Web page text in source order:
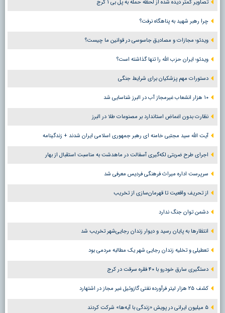
تصاویر کمتر دیده شده از لحظه حمله به پل بی ۱ کرج
چرا رهبر شهید به پناهگاه نرفت؟
ویدئو؛ مجازات و مصادیق جاسوسی در قوانین ما چیست؟
ویدئو؛ ایران حزب الله را تنها گذاشته است؟
دستورات مهم پزشکیان برای شرایط جنگی
۱۰ هزار انشعاب غیرمجاز آب در البرز شناسایی شد
نظارت بدون اغماض استاندارد بر مصنوعات طلا در البرز
آیت الله سید مجتبی خامنه ای رهبر جمهوری اسلامی ایران شدند + زندگینامه
اجرای طرح ضربتی لکه‌گیری آسفالت در ماهدشت به مناسبت استقبال از بهار
سرپرست اداره میراث فرهنگی فردیس معرفی شد
از تحریف واقعیت تا قهرمان‌سازی از تخریب
دشمن توان جنگ ندارد
انتظارها به پایان رسید و دیوار زندان رجایی‌شهر تخریب شد
تعطیلی و تخلیه زندان رجایی شهر یک مطالبه مردمی بود
دستگیری سارق خودرو با ۴۰ فقره سرقت در کرج
کشف ۲۵ هزار لیتر فرآورده نفتی گازوئیل غیر مجاز در اشتهارد
۵ میلیون ایرانی در پویش «زندگی با آیه‌ها» شرکت کردند